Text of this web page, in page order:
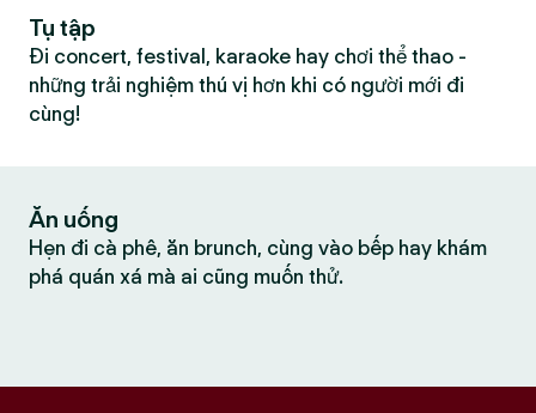
Tụ tập
Đi concert, festival, karaoke hay chơi thể thao -
những trải nghiệm thú vị hơn khi có người mới đi
cùng!
Ăn uống
Hẹn đi cà phê, ăn brunch, cùng vào bếp hay khám
phá quán xá mà ai cũng muốn thử.